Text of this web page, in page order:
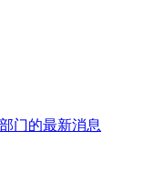
门的最新消息